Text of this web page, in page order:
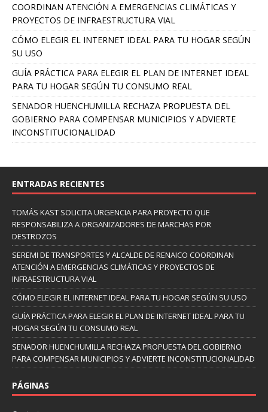
COORDINAN ATENCIÓN A EMERGENCIAS CLIMÁTICAS Y
PROYECTOS DE INFRAESTRUCTURA VIAL
CÓMO ELEGIR EL INTERNET IDEAL PARA TU HOGAR SEGÚN
SU USO
GUÍA PRÁCTICA PARA ELEGIR EL PLAN DE INTERNET IDEAL
PARA TU HOGAR SEGÚN TU CONSUMO REAL
SENADOR HUENCHUMILLA RECHAZA PROPUESTA DEL
GOBIERNO PARA COMPENSAR MUNICIPIOS Y ADVIERTE
INCONSTITUCIONALIDAD
ENTRADAS RECIENTES
TOMÁS KAST SOLICITA URGENCIA PARA PROYECTO QUE
RESPONSABILIZA A ORGANIZADORES DE MARCHAS POR
DESTROZOS
SEREMI DE TRANSPORTES Y ALCALDE DE RENAICO COORDINAN
ATENCIÓN A EMERGENCIAS CLIMÁTICAS Y PROYECTOS DE
INFRAESTRUCTURA VIAL
CÓMO ELEGIR EL INTERNET IDEAL PARA TU HOGAR SEGÚN SU USO
GUÍA PRÁCTICA PARA ELEGIR EL PLAN DE INTERNET IDEAL PARA TU
HOGAR SEGÚN TU CONSUMO REAL
SENADOR HUENCHUMILLA RECHAZA PROPUESTA DEL GOBIERNO
PARA COMPENSAR MUNICIPIOS Y ADVIERTE INCONSTITUCIONALIDAD
PÁGINAS